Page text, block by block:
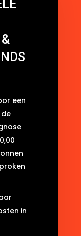
een
in